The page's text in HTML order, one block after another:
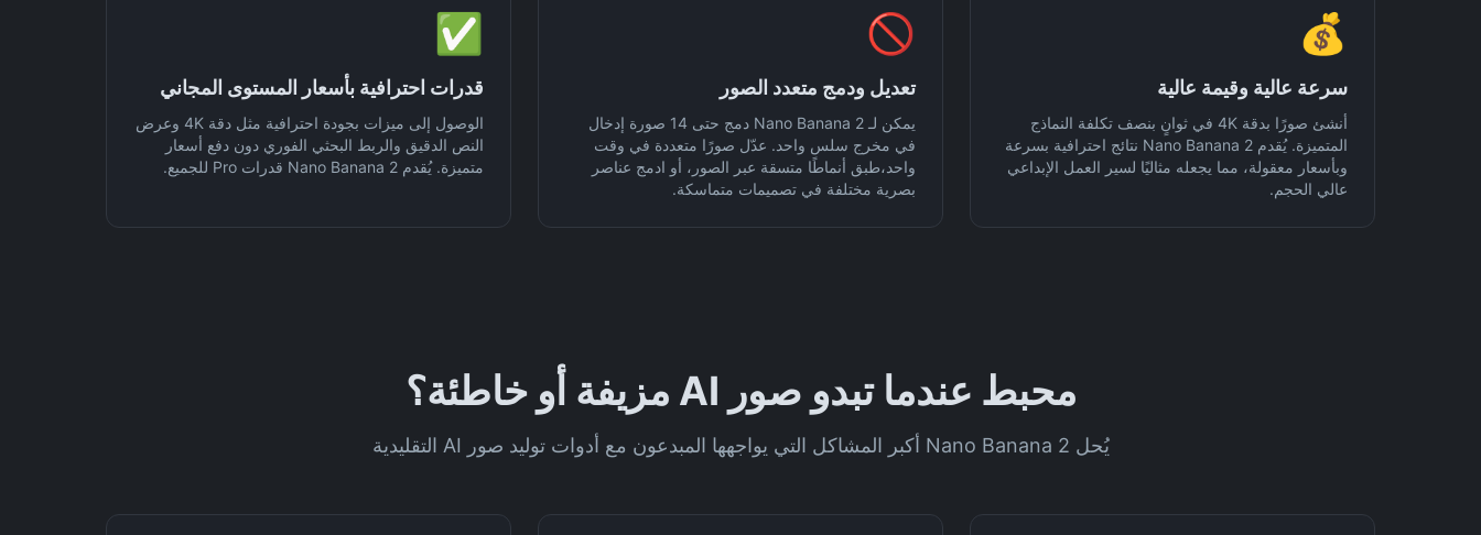
💰
سرعة عالية وقيمة عالية
أنشئ صورًا بدقة 4K في ثوانٍ بنصف تكلفة النماذج
المتميزة. يُقدم Nano Banana 2 نتائج احترافية بسرعة
وبأسعار معقولة، مما يجعله مثاليًا لسير العمل الإبداعي
عالي الحجم.
🚫
تعديل ودمج متعدد الصور
يمكن لـ Nano Banana 2 دمج حتى 14 صورة إدخال
في مخرج سلس واحد. عدّل صورًا متعددة في وقت
واحد،طبق أنماطًا متسقة عبر الصور، أو ادمج عناصر
بصرية مختلفة في تصميمات متماسكة.
✅
قدرات احترافية بأسعار المستوى المجاني
الوصول إلى ميزات بجودة احترافية مثل دقة 4K وعرض
النص الدقيق والربط البحثي الفوري دون دفع أسعار
متميزة. يُقدم Nano Banana 2 قدرات Pro للجميع.
محبط عندما تبدو صور AI مزيفة أو خاطئة؟
يُحل Nano Banana 2 أكبر المشاكل التي يواجهها المبدعون مع أدوات توليد صور AI التقليدية